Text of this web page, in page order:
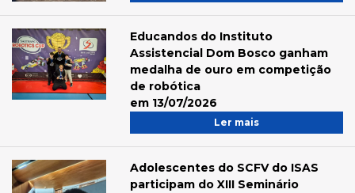
Educandos do Instituto
Assistencial Dom Bosco ganham
medalha de ouro em competição
de robótica
em 13/07/2026
Ler mais
Adolescentes do SCFV do ISAS
participam do XIII Seminário